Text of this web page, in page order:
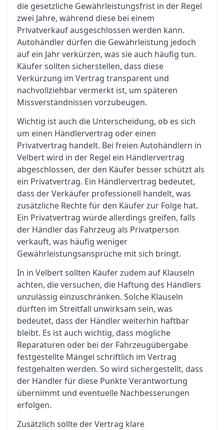
die gesetzliche Gewährleistungsfrist in der Regel
zwei Jahre, während diese bei einem
Privatverkauf ausgeschlossen werden kann.
Autohändler dürfen die Gewährleistung jedoch
auf ein Jahr verkürzen, was sie auch häufig tun.
Käufer sollten sicherstellen, dass diese
Verkürzung im Vertrag transparent und
nachvollziehbar vermerkt ist, um späteren
Missverständnissen vorzubeugen.
Wichtig ist auch die Unterscheidung, ob es sich
um einen Händlervertrag oder einen
Privatvertrag handelt. Bei freien Autohändlern in
Velbert wird in der Regel ein Händlervertrag
abgeschlossen, der den Käufer besser schützt als
ein Privatvertrag. Ein Händlervertrag bedeutet,
dass der Verkäufer professionell handelt, was
zusätzliche Rechte für den Käufer zur Folge hat.
Ein Privatvertrag würde allerdings greifen, falls
der Händler das Fahrzeug als Privatperson
verkauft, was häufig weniger
Gewährleistungsansprüche mit sich bringt.
In in Velbert sollten Käufer zudem auf Klauseln
achten, die versuchen, die Haftung des Händlers
unzulässig einzuschränken. Solche Klauseln
dürften im Streitfall unwirksam sein, was
bedeutet, dass der Händler weiterhin haftbar
bleibt. Es ist auch wichtig, dass mögliche
Reparaturen oder bei der Fahrzeugübergabe
festgestellte Mängel schriftlich im Vertrag
festgehalten werden. So wird sichergestellt, dass
der Händler für diese Punkte Verantwortung
übernimmt und eventuelle Nachbesserungen
erfolgen.
Zusätzlich sollte der Vertrag klare